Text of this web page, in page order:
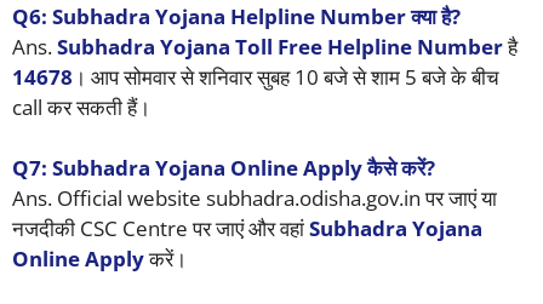
Q6: Subhadra Yojana Helpline Number क्या है?
Ans.Subhadra Yojana Toll Free Helpline Numberहै
14678 । आप सोमवार से शनिवार सुबह 10 बजे से शाम 5 बजे के बीच
call कर सकती हैं।
Q7: Subhadra Yojana Online Apply कैसे करें?
Ans. Official website subhadra.odisha.gov.in पर जाएं या
नजदीकी CSC Centre पर जाएं और वहांSubhadra Yojana
Online Applyकरें।